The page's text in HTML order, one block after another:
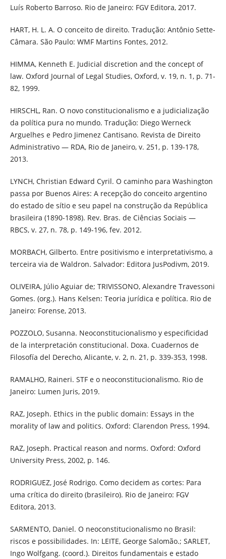
Luís Roberto Barroso. Rio de Janeiro: FGV Editora, 2017.
HART, H. L. A. O conceito de direito. Tradução: Antônio Sette-
Câmara. São Paulo: WMF Martins Fontes, 2012.
HIMMA, Kenneth E. Judicial discretion and the concept of
law. Oxford Journal of Legal Studies, Oxford, v. 19, n. 1, p. 71-
82, 1999.
HIRSCHL, Ran. O novo constitucionalismo e a judicialização
da política pura no mundo. Tradução: Diego Werneck
Arguelhes e Pedro Jimenez Cantisano. Revista de Direito
Administrativo — RDA, Rio de Janeiro, v. 251, p. 139-178,
2013.
LYNCH, Christian Edward Cyril. O caminho para Washington
passa por Buenos Aires: A recepção do conceito argentino
do estado de sítio e seu papel na construção da República
brasileira (1890-1898). Rev. Bras. de Ciências Sociais —
RBCS, v. 27, n. 78, p. 149-196, fev. 2012.
MORBACH, Gilberto. Entre positivismo e interpretativismo, a
terceira via de Waldron. Salvador: Editora JusPodivm, 2019.
OLIVEIRA, Júlio Aguiar de; TRIVISSONO, Alexandre Travessoni
Gomes. (org.). Hans Kelsen: Teoria jurídica e política. Rio de
Janeiro: Forense, 2013.
POZZOLO, Susanna. Neoconstitucionalismo y especificidad
de la interpretación constitucional. Doxa. Cuadernos de
Filosofía del Derecho, Alicante, v. 2, n. 21, p. 339-353, 1998.
RAMALHO, Raineri. STF e o neoconstitucionalismo. Rio de
Janeiro: Lumen Juris, 2019.
RAZ, Joseph. Ethics in the public domain: Essays in the
morality of law and politics. Oxford: Clarendon Press, 1994.
RAZ, Joseph. Practical reason and norms. Oxford: Oxford
University Press, 2002, p. 146.
RODRIGUEZ, José Rodrigo. Como decidem as cortes: Para
uma crítica do direito (brasileiro). Rio de Janeiro: FGV
Editora, 2013.
SARMENTO, Daniel. O neoconstitucionalismo no Brasil:
riscos e possibilidades. In: LEITE, George Salomão.; SARLET,
Ingo Wolfgang. (coord.). Direitos fundamentais e estado